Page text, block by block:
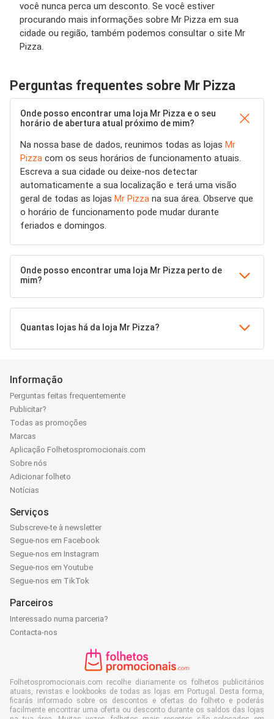
você nunca perca um desconto. Se você estiver
procurando mais informações sobre Mr Pizza em sua
cidade ou região, também podemos consultar o site Mr
Pizza.
Perguntas frequentes sobre Mr Pizza
Onde posso encontrar uma loja Mr Pizza e o seu
horário de abertura atual próximo de mim?
Na nossa base de dados, reunimos todas as lojas Mr
Pizza com os seus horários de funcionamento atuais.
Escreva a sua cidade ou deixe-nos detectar
automaticamente a sua localização e terá uma visão
geral de todas as lojas Mr Pizza na sua área. Observe que
o horário de funcionamento pode mudar durante
feriados e domingos.
Onde posso encontrar uma loja Mr Pizza perto de
mim?
Quantas lojas há da loja Mr Pizza?
Informação
Perguntas feitas frequentemente
Publicitar?
Todas as promoções
Marcas
Aplicação Folhetospromocionais.com
Sobre nós
Adicionar folheto
Notícias
Serviços
Subscreve-te à newsletter
Segue-nos em Facebook
Segue-nos em Instagram
Segue-nos em Youtube
Segue-nos em TikTok
Parceiros
Interessado numa parceria?
Contacta-nos
Folhetospromocionais.com recolhe diariamente os folhetos publicitários
atuais, revistas e lookbooks de todas as lojas em Portugal. Desta forma,
ficarás informado sobre os descontos e ofertas do folheto e poderás
facilmente encontrar uma oferta ou desconto durante os saldos das lojas